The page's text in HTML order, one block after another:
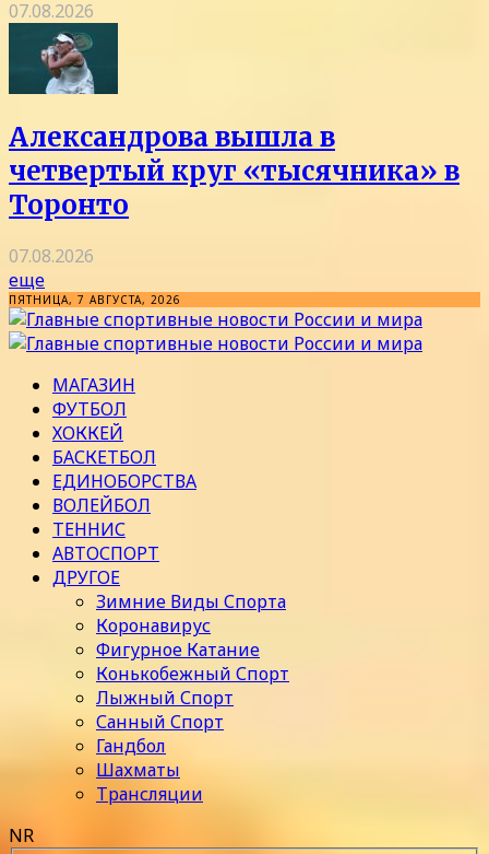
07.08.2026
Александрова вышла в
четвертый круг «тысячника» в
Торонто
07.08.2026
еще
ПЯТНИЦА, 7 АВГУСТА, 2026
МАГАЗИН
ФУТБОЛ
ХОККЕЙ
БАСКЕТБОЛ
ЕДИНОБОРСТВА
ВОЛЕЙБОЛ
ТЕННИС
АВТОСПОРТ
ДРУГОЕ
Зимние Виды Спорта
Коронавирус
Фигурное Катание
Конькобежный Спорт
Лыжный Спорт
Санный Спорт
Гандбол
Шахматы
Трансляции
NR